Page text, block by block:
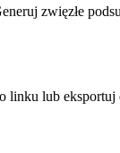
zwięzłe
lub